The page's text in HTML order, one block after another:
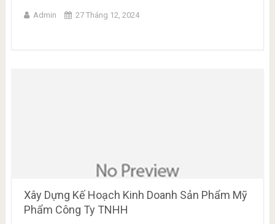
Admin 27 Tháng 12, 2024
Xây Dựng Kế Hoạch Kinh Doanh Sản Phẩm Mỹ
Phẩm Công Ty TNHH